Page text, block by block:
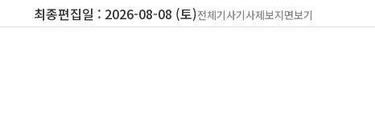
최종편집일 : 2026-08-08 (토)전체기사기사제보지면보기